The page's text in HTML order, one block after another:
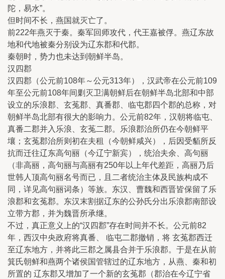
陀，易水”。
但时间不长，燕国就灭亡了。
前222年燕灭于秦。秦军回师攻代，代王嘉被俘。燕辽东故
地和代地被秦分别设为辽东郡和代郡。
秦朝时，势力也未达到朝鲜半岛。
汉四郡
汉四郡（公元前108年～公元313年），汉武帝在公元前109
年至公元前108年间剿灭卫满朝鲜后在朝鲜半岛北部和中部
设立的乐浪郡、玄菟郡、真番郡、临屯郡四个郡的总称，对
朝鲜半岛北部有很大的影响力。公元前82年，汉朝将临屯、
真番二郡并入乐浪、玄菟二郡。乐浪郡治所仍在今朝鲜平
壤；玄菟郡治所则初在夫租（今朝鲜咸兴），后因受貊所反
抗而迁往辽东高句丽（今辽宁新宾），统治夫余、高句丽
（非高丽，高句丽与高丽有250年以上年代差距，高丽乃后
世韩人顶高句丽名号而已，且二者统治主体及民族构成不
同，详见高句丽词条）等族。东汉、曹魏和西晋皆保留了乐
浪郡和玄菟郡。东汉末割据辽东的公孙氏分出乐浪郡南部设
立带方郡，并为魏晋所承继。
不过，真正意义上的“汉四郡”存在时间并不长。公元前82
年，西汉中央政府将真番、 临屯二郡撤销，将 玄菟郡西迁
至辽东地方，并将此三郡之属县合并于乐浪郡。于是在从前
箕氏朝鲜和燕两个诸侯国管辖过的辽东地方，从燕、秦和初
所置的 辽东郡又增加了一个新的玄菟郡（郡治在今辽宁省